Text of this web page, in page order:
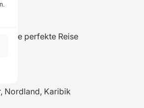
die perfekte Reise
Nordland, Karibik